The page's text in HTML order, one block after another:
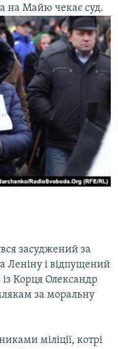
на Майю чекає суд.
засуджений за
Леніну і відпущений
із Корця Олександр
за моральну
міліції, котрі